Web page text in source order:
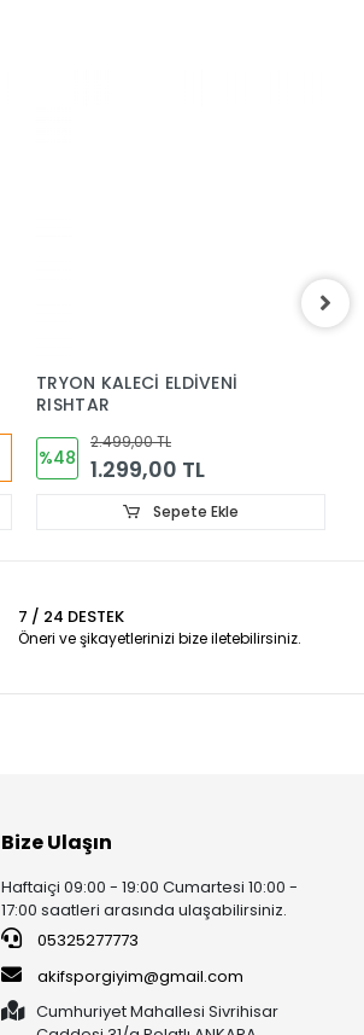
TRYON KALECİ ELDİVENİ
RISHTAR
%48
2.499,00 TL
1.299,00 TL
Sepete Ekle
7 / 24 DESTEK
Öneri ve şikayetlerinizi bize iletebilirsiniz.
Bize Ulaşın
Haftaiçi 09:00 - 19:00 Cumartesi 10:00 -
17:00 saatleri arasında ulaşabilirsiniz.
05325277773
akifsporgiyim@gmail.com
Cumhuriyet Mahallesi Sivrihisar